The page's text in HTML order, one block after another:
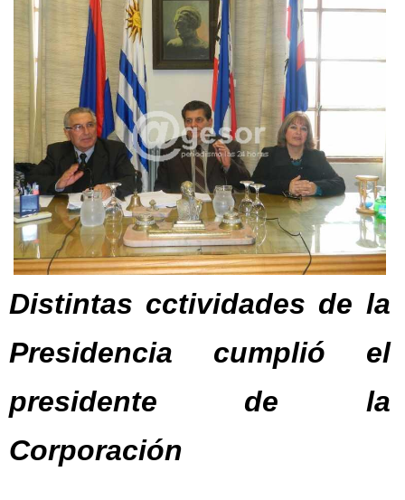
Distintas cctividades de la
Presidencia cumplió el
presidente de la
Corporación